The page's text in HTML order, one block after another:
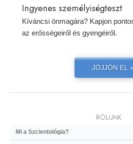
Ingyenes személyiségteszt
Kíváncsi önmagára? Kapjon
az erősségeiről és gyengéiről.
JÖJJÖN EL
RÓLUNK
Mi a Szcientológia?